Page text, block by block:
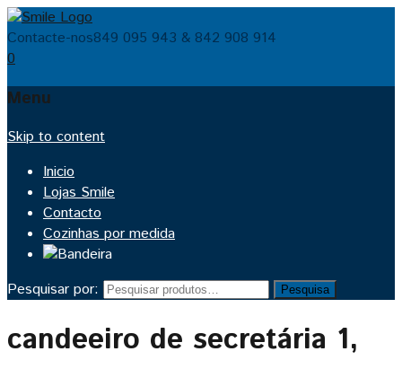
Contacte-nos849 095 943 & 842 908 914
0
Menu
Skip to content
Inicio
Lojas Smile
Contacto
Cozinhas por medida
Pesquisar por: Pesquisa
candeeiro de secretária 1,